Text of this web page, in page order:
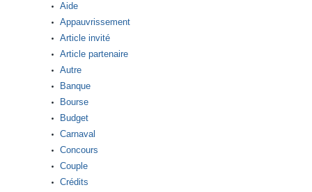
Aide
Appauvrissement
Article invité
Article partenaire
Autre
Banque
Bourse
Budget
Carnaval
Concours
Couple
Crédits